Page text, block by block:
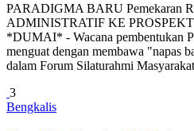
PARADIGMA BARU Pemekaran
ADMINISTRATIF KE
*DUMAI* - Wacana pembentukan
menguat dengan membawa "napas
dalam Forum Silaturahmi
3
Bengkalis